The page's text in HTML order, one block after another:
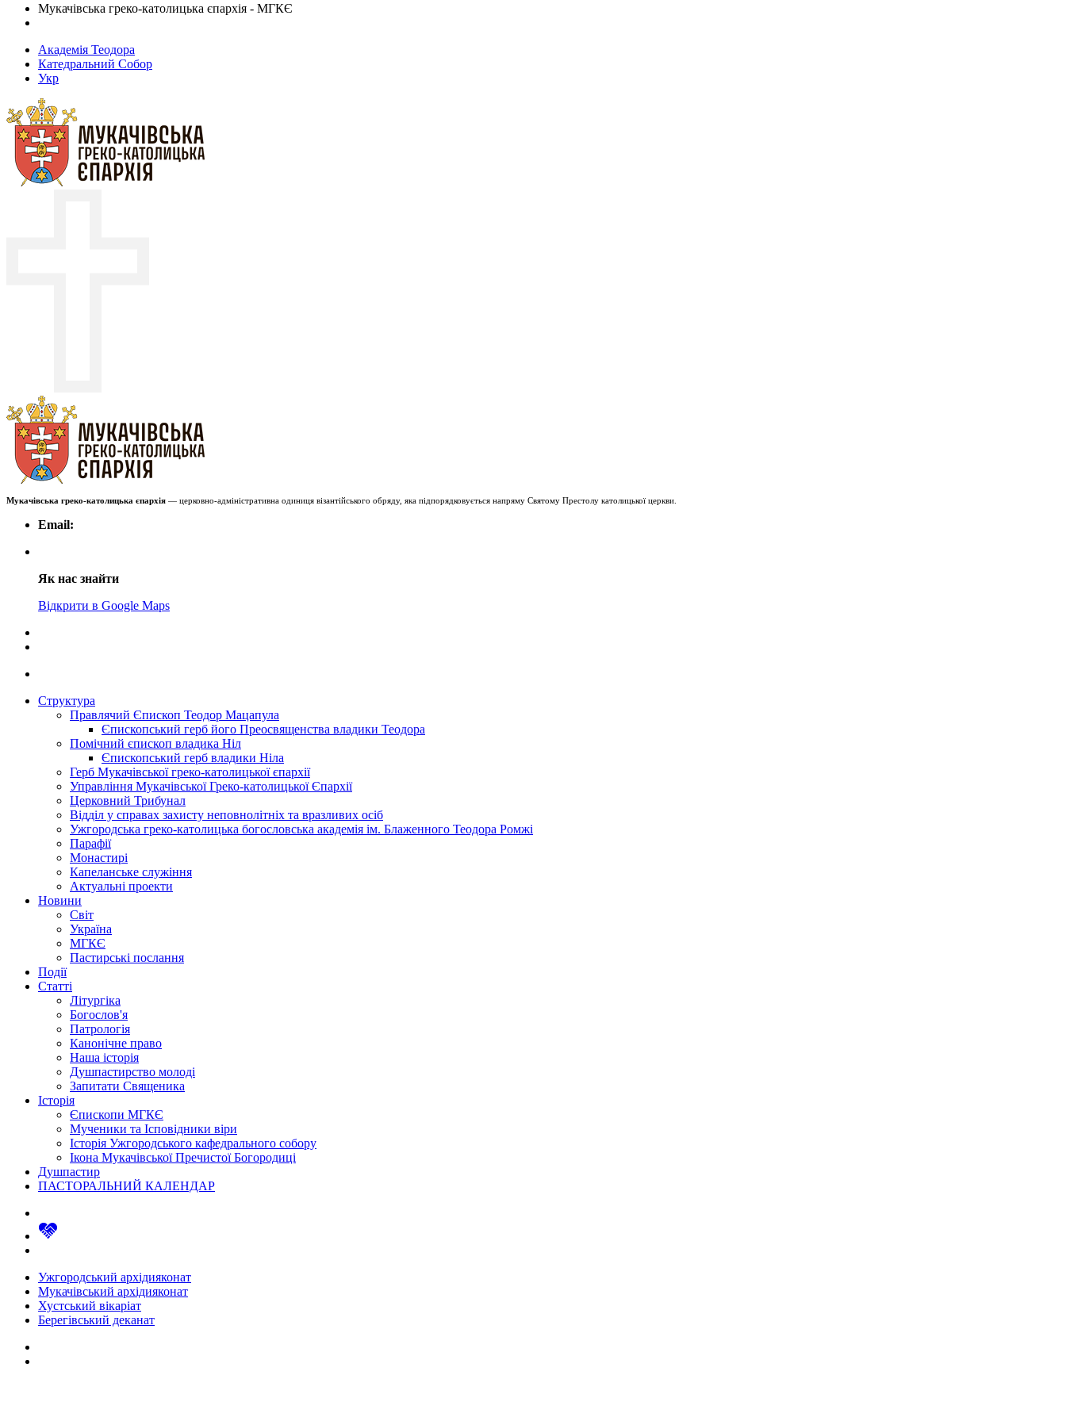
Мукачівська греко-католицька єпархія - МГКЄ
Академія Теодора
Катедральний Собор
Укр
Мукачівська греко-католицька єпархія — церковно-адміністративна одиниця візантійського обряду, яка підпорядковується напряму Святому Престолу католицької церкви.
Email:
Як нас знайти
Відкрити в Google Maps
Структура
Правлячий Єпископ Теодор Мацапула
Єпископський герб його Преосвященства владики Теодора
Помічний єпископ владика Ніл
Єпископський герб владики Ніла
Герб Мукачівської греко-католицької єпархії
Управління Мукачівської Греко-католицької Єпархії
Церковний Трибунал
Відділ у справах захисту неповнолітніх та вразливих осіб
Ужгородська греко-католицька богословська академія ім. Блаженного Теодора Ромжі
Парафії
Монастирі
Капеланське служіння
Актуальні проекти
Новини
Світ
Україна
МГКЄ
Пастирські послання
Події
Статті
Літургіка
Богослов'я
Патрологія
Канонічне право
Наша історія
Душпастирство молоді
Запитати Священика
Історія
Єпископи МГКЄ
Мученики та Ісповідники віри
Історія Ужгородського кафедрального собору
Ікона Мукачівської Пречистої Богородиці
Душпастир
ПАСТОРАЛЬНИЙ КАЛЕНДАР
Ужгородський архідияконат
Мукачівський архідияконат
Хустський вікаріат
Берегівський деканат